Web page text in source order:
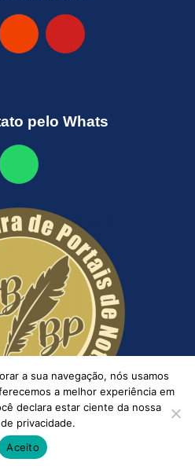
pelo Whats
a sua navegação, nós usamos
a melhor experiência em
declara estar ciente da nossa
privacidade.
Aceito